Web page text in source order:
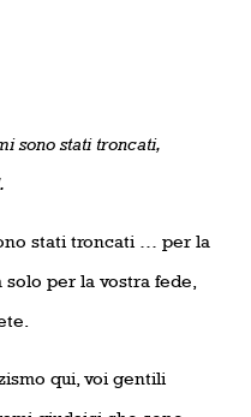
sono stati troncati,
stati troncati … per la
per la vostra fede,
qui, voi gentili